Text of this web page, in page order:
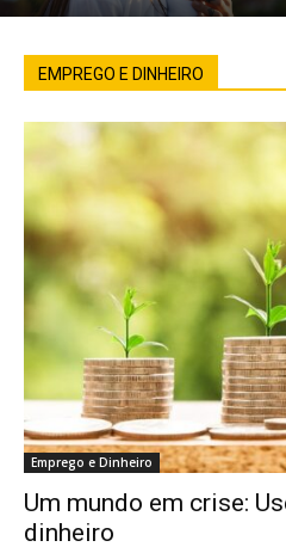
EMPREGO E DINHEIRO
Emprego e Dinheiro
Um mundo em crise:
dinheiro